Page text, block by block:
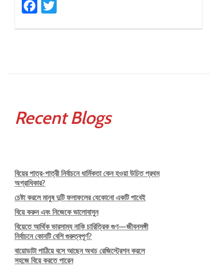
বিবাহিত
Facebook
Recent Blogs
বিয়ের পাত্র-পাত্রী নির্বাচনে ধার্মিকতা কেন হওয়া উচিত প্রথম
অগ্রাধিকার?
চেষ্টা করলে মানুষ দুটি ফলাফলের যেকোনো একটি পাবেই
বিয়ে করুন এবং নিজেকে ভালোবাসুন
বিয়েতে আর্থিক ভারসাম্য নাকি চারিত্রিক গুণ—জীবনসঙ্গী
নির্বাচনে কোনটি বেশি গুরুত্বপূর্ণ?
বায়োডাটা পাঠিয়ে বসে আছেন অথচ রেজিস্ট্রেশন করলে
সহজে বিয়ে করতে পারেন